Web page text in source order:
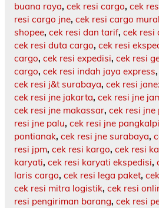
buana raya, cek resi cargo, cek
resi cargo jne, cek resi cargo
shopee, cek resi dan tarif, cek resi
cek resi duta cargo, cek resi
cargo, cek resi expedisi, cek resi
cargo, cek resi indah jaya express,
cek resi j&t surabaya, cek resi
cek resi jne jakarta, cek resi jne
cek resi jne makassar, cek resi
resi jne palu, cek resi jne
pontianak, cek resi jne surabaya,
resi jpm, cek resi kargo, cek resi
karyati, cek resi karyati ekspedisi,
laris cargo, cek resi lega paket,
cek resi mitra logistik, cek resi
resi pengiriman barang, cek resi